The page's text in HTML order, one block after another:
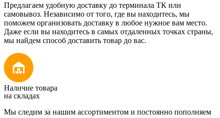
Предлагаем удобную доставку до терминала ТК или
самовывоз. Независимо от того, где вы находитесь, мы
поможем организовать доставку в любое нужное вам место.
Даже если вы находитесь в самых отдаленных точках страны,
мы найдем способ доставить товар до вас.
Наличие товара
на складах
Мы следим за нашим ассортиментом и постоянно пополняем